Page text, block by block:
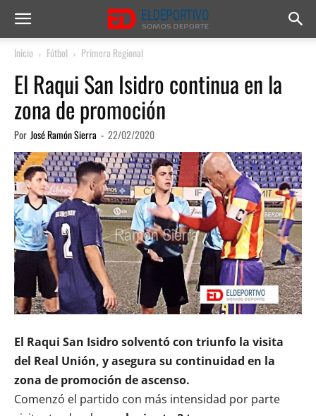
Inicio Fútbol Primera Regional
El Raqui San Isidro continua en la
zona de promoción
Por José Ramón Sierra - 22/02/2020
El Raqui San Isidro solventó con triunfo la visita
del Real Unión, y asegura su continuidad en la
zona de promoción de ascenso.
Comenzó el partido con más intensidad por parte